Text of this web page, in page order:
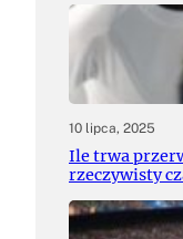
10 lipca, 2025
Ile trwa
rzeczywisty